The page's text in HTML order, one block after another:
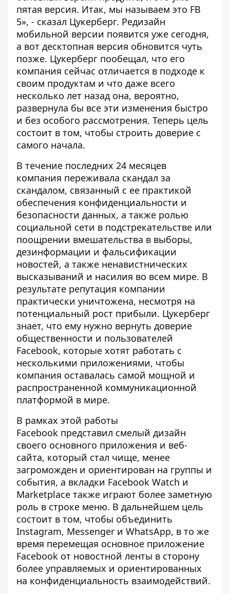
пятая версия. Итак, мы называем это FB
5», - сказал Цукерберг. Редизайн
мобильной версии появится уже сегодня,
а вот десктопная версия обновится чуть
позже. Цукерберг пообещал, что его
компания сейчас отличается в подходе к
своим продуктам и что даже всего
несколько лет назад она, вероятно,
развернула бы все эти изменения быстро
и без особого рассмотрения. Теперь цель
состоит в том, чтобы строить доверие с
самого начала.
В течение последних 24 месяцев
компания переживала скандал за
скандалом, связанный с ее практикой
обеспечения конфиденциальности и
безопасности данных, а также ролью
социальной сети в подстрекательстве или
поощрении вмешательства в выборы,
дезинформации и фальсификации
новостей, а также ненавистнических
высказываний и насилия во всем мире. В
результате репутация компании
практически уничтожена, несмотря на
потенциальный рост прибыли. Цукерберг
знает, что ему нужно вернуть доверие
общественности и пользователей
Facebook, которые хотят работать с
несколькими приложениями, чтобы
компания оставалась самой мощной и
распространенной коммуникационной
платформой в мире.
В рамках этой работы
Facebook представил смелый дизайн
своего основного приложения и веб-
сайта, который стал чище, менее
загроможден и ориентирован на группы и
события, а вкладки Facebook Watch и
Marketplace также играют более заметную
роль в строке меню. В дальнейшем цель
состоит в том, чтобы объединить
Instagram, Messenger и WhatsApp, в то же
время перемещая основное приложение
Facebook от новостной ленты в сторону
более управляемых и ориентированных
на конфиденциальность взаимодействий.